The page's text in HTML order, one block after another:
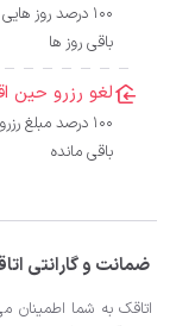
باقی روز ها
لغو رزرو حین
باقی مانده
ضمانت و گارانتی
اتاقک به شما اطمینان